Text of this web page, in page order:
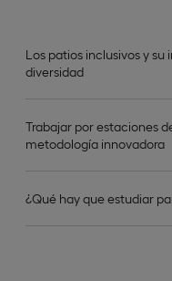
Los patios inclusivos y
diversidad
Trabajar por estaciones
metodología innovadora
¿Qué hay que estudiar